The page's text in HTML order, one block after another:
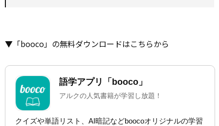
▼「booco」の無料ダウンロードはこちらから